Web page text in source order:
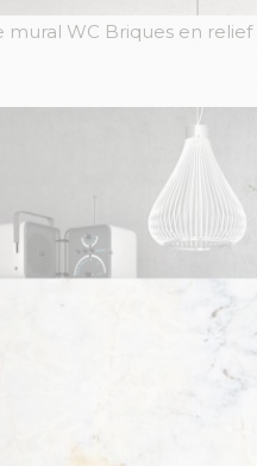
mural WC Briques en relief